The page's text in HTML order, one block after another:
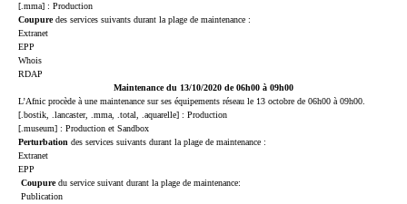
[.mma] : Production
Coupuredes services suivants durant la plage de maintenance :
Extranet
EPP
Whois
RDAP
Maintenance du 13/10/2020 de 06h00 à 09h00
L’Afnic procède à une maintenance sur ses équipements réseau le 13 octobre de 06h00 à 09h00.
[.bostik, .lancaster, .mma, .total, .aquarelle] : Production
[.museum] : Production et Sandbox
Perturbation des services suivants durant la plage de maintenance :
Extranet
EPP
Coupuredu service suivant durant la plage de maintenance:
Publication